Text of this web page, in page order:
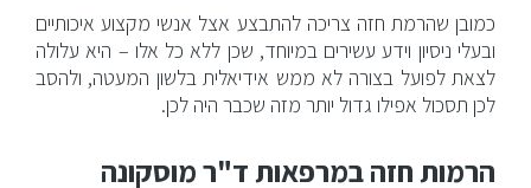
כמובן שהרמת חזה צריכה להתבצע אצל אנשי מקצוע איכותיים
ובעלי ניסיון וידע עשירים במיוחד, שכן ללא כל אלו – היא עלולה
לצאת לפועל בצורה לא ממש אידיאלית בלשון המעטה, ולהסב
לכן תסכול אפילו גדול יותר מזה שכבר היה לכן.
הרמות חזה במרפאות ד"ר מוסקונה